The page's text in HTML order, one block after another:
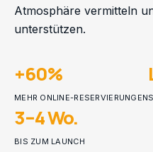
Atmosphäre vermitteln
unterstützen.
+60%
MEHR ONLINE-RESERVIERUNGEN
3–4 Wo.
BIS ZUM LAUNCH